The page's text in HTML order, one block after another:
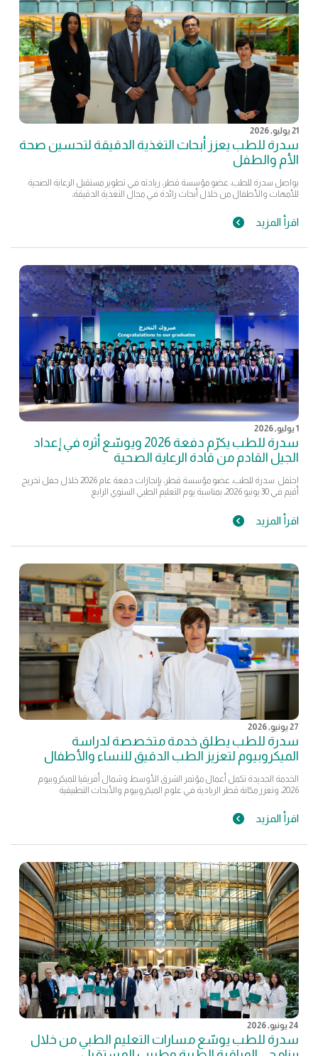
21 يوليو, 2026
سدرة للطب يعزز أبحاث التغذية الدقيقة لتحسين صحة
الأم والطفل
يواصل سدرة للطب، عضو مؤسسة قطر، ريادته في تطوير مستقبل الرعاية الصحية
للأمهات والأطفال من خلال أبحاث رائدة في مجال التغذية الدقيقة،
اقرأ المزيد
1 يوليو, 2026
سدرة للطب يكرّم دفعة 2026 ويوسّع أثره في إعداد
الجيل القادم من قادة الرعاية الصحية
احتفل سدرة للطب، عضو مؤسسة قطر، بإنجازات دفعة عام 2026 خلال حفل تخريج
أقيم في 30 يونيو 2026، بمناسبة يوم التعليم الطبي السنوي الرابع.
اقرأ المزيد
27 يونيو, 2026
سدرة للطب يطلق خدمة متخصصة لدراسة
الميكروبيوم لتعزيز الطب الدقيق للنساء والأطفال
الخدمة الجديدة تكمل أعمال مؤتمر الشرق الأوسط وشمال أفريقيا للميكروبيوم
2026، وتعزز مكانة قطر الريادية في علوم الميكروبيوم والأبحاث التطبيقية
اقرأ المزيد
24 يونيو, 2026
سدرة للطب يوسّع مسارات التعليم الطبي من خلال